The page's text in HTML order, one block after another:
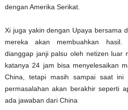
dengan Amerika Serikat.
Xi juga yakin dengan Upaya bersama
mereka akan membuahkan hasil.
dianggap janji palsu oleh netizen luar
katanya 24 jam bisa menyelesaikan
China, tetapi masih sampai saat ini
permasalahan akan berakhir seperti
ada jawaban dari China